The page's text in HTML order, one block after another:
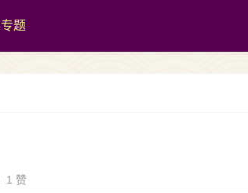
题
1 赞